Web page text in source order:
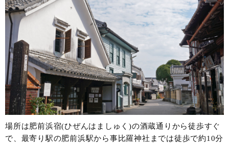
場所は肥前浜宿(ひぜんはましゅく)の酒蔵通りから徒歩すぐ
で、最寄り駅の肥前浜駅から事比羅神社までは徒歩で約10分